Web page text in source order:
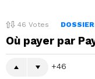
46 Votes
Où payer par
46